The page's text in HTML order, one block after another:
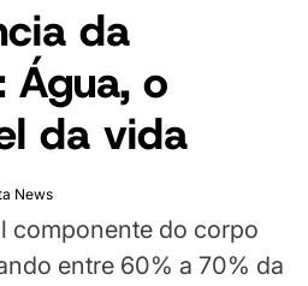
da
Água, o
da vida
News
componente do corpo
entre 60% a 70% da